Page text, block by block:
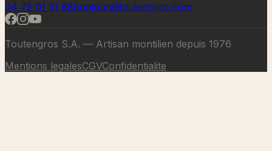
04 75 01 51 88bonjour@toutengros.com
Toutengros S.A. — Artisan montilien depuis 1976
Mentions legalesCGVConfidentialite